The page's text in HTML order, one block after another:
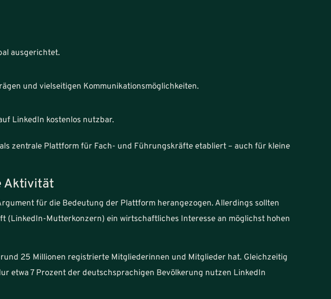
ausgerichtet.
und vielseitigen Kommunikationsmöglichkeiten.
LinkedIn kostenlos nutzbar.
zentrale Plattform für Fach- und Führungskräfte etabliert – auch für kleine
Aktivität
für die Bedeutung der Plattform herangezogen. Allerdings sollten
(LinkedIn-Mutterkonzern) ein wirtschaftliches Interesse an möglichst hohen
25 Millionen registrierte Mitgliederinnen und Mitglieder hat. Gleichzeitig
etwa 7 Prozent der deutschsprachigen Bevölkerung nutzen LinkedIn